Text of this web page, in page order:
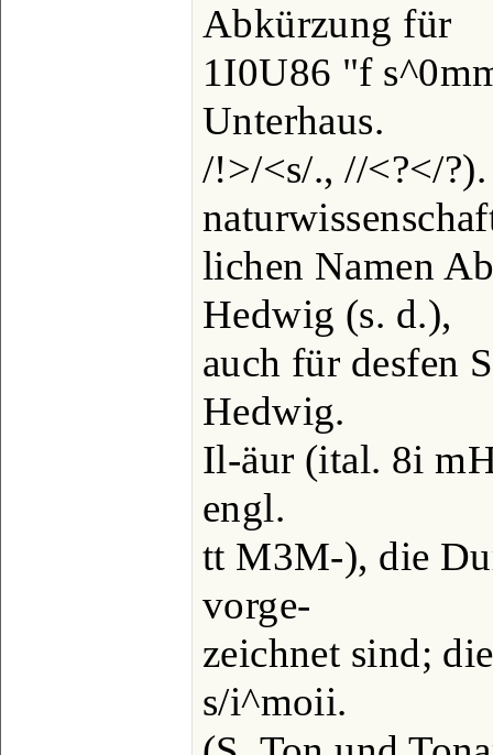
Abkürzung für
1I0U86 "f
Unterhaus.
/!>/<s/., //<?</
lichen Namen
Hedwig (s. d.),
auch für desfen
Hedwig.
Il-äur (ital. 8i
engl.
tt M3M-), die
vorge-
zeichnet sind;
s/i^moii.